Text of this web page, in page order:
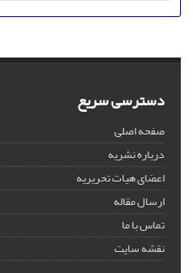
دسترسی سریع
صفحه اصلی
درباره نشریه
اعضای هیات تحریریه
ارسال مقاله
تماس با ما
نقشه سایت